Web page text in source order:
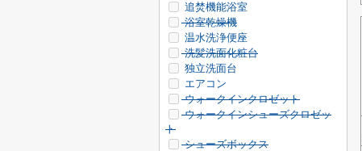
追焚機能浴室
浴室乾燥機
温水洗浄便座
洗髪洗面化粧台
独立洗面台
エアコン
ウォークインクロゼット
ウォークインシューズクロゼッ
ト
シューズボックス